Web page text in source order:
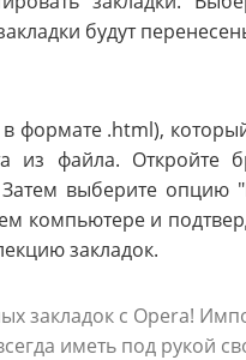
будут
формате .html),
из файла. Откройте
выберите опцию
компьютере и
закладок.
закладок с Opera!
иметь под рукой